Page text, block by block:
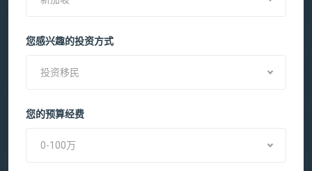
您感兴趣的投资方式
投资移民
您的预算经费
0-100万